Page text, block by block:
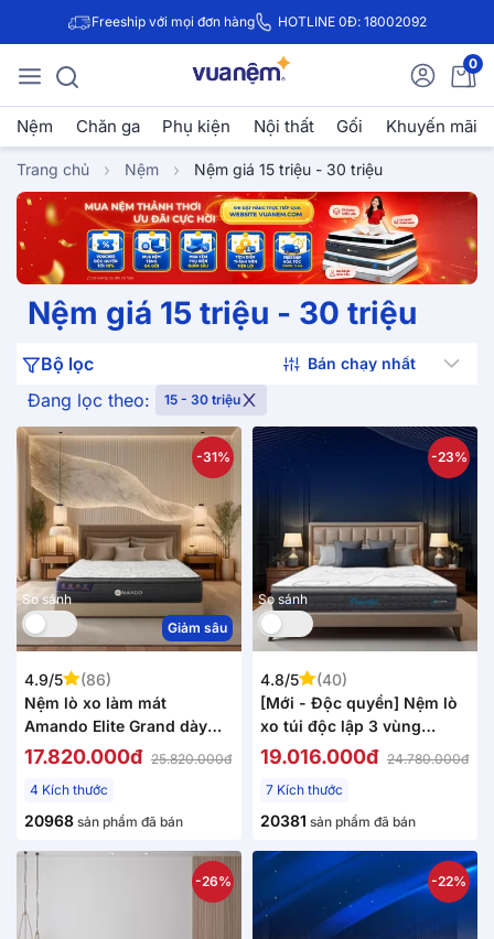
Freeship với mọi đơn hàng HOTLINE 0Đ: 18002092
0
Nệm Chăn ga Phụ kiện Nội thất Gối Khuyến mãi
Trang chủ Nệm Nệm giá 15 triệu - 30 triệu
Nệm giá 15 triệu - 30 triệu
Đang lọc theo: 15 - 30 triệu
Bộ lọc
So sánh
-31%
Giảm sâu
4.9/5
(86)
Nệm lò xo làm mát
Amando Elite Grand dày
28cm
17.820.000đ 25.820.000đ
4 Kích thước
20968 sản phẩm đã bán
So sánh
-23%
4.8/5
(40)
[Mới - Độc quyền] Nệm lò
xo túi độc lập 3 vùng
Dunlopillo de.Stress
19.016.000đ 24.780.000đ
7 Kích thước
20381 sản phẩm đã bán
-26% -22%